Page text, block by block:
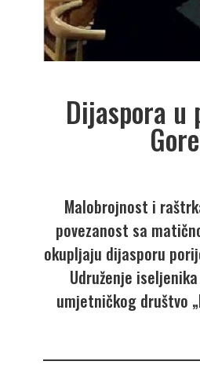
Dijaspora u
Malobrojnost i
povezanost sa
okupljaju dijasporu
Udruženje
umjetničkog društvo